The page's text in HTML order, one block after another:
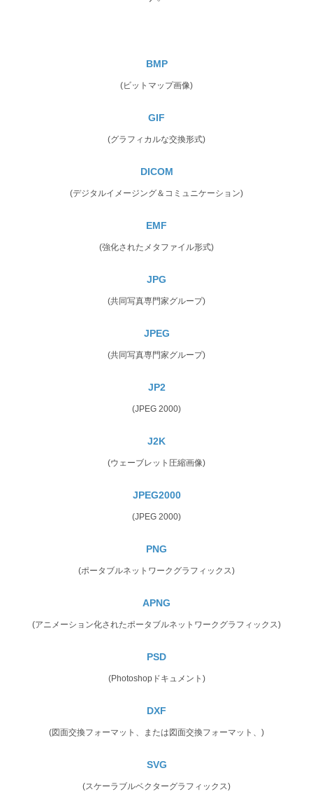
BMP
(ビットマップ画像)
GIF
(グラフィカルな交換形式)
DICOM
(デジタルイメージング＆コミュニケーション)
EMF
(強化されたメタファイル形式)
JPG
(共同写真専門家グループ)
JPEG
(共同写真専門家グループ)
JP2
(JPEG 2000)
J2K
(ウェーブレット圧縮画像)
JPEG2000
(JPEG 2000)
PNG
(ポータブルネットワークグラフィックス)
APNG
(アニメーション化されたポータブルネットワークグラフィックス)
PSD
(Photoshopドキュメント)
DXF
(図面交換フォーマット、または図面交換フォーマット、)
SVG
(スケーラブルベクターグラフィックス)